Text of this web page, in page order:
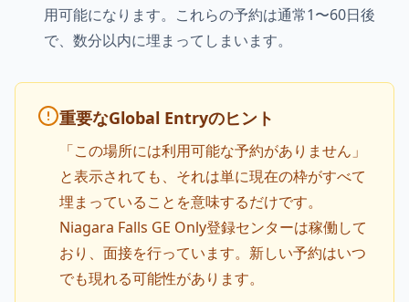
用可能になります。これらの予約は通常1〜60日後
で、数分以内に埋まってしまいます。
重要なGlobal Entryのヒント
「この場所には利用可能な予約がありません」
と表示されても、それは単に現在の枠がすべて
埋まっていることを意味するだけです。
Niagara Falls GE Only登録センターは稼働して
おり、面接を行っています。新しい予約はいつ
でも現れる可能性があります。